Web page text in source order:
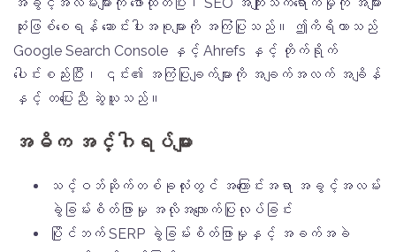
ဆုံးဖြစ်စေရန် ဆောင်းပါးအစုများကို အကြံပြုသည်။ ဤကိရိယာသည်
Google Search Console နှင့် Ahrefs နှင့် တိုက်ရိုက်
ပေါင်းစည်းပြီး၊ ၎င်း၏ အကြံပြုချက်များကို အချက်အလက် အချိန်
နှင့် တပြေးညီ ဆွဲယူသည်။
အဓိက အင်္ဂါရပ်များ
သင့်ဝဘ်ဆိုက်တစ်ခုလုံးတွင် အကြောင်းအရာ အခွင့်အလမ်း
ခွဲခြမ်းစိတ်ဖြာမှု အလိုအလျောက်ပြုလုပ်ခြင်း
ပြိုင်ဘက် SERP ခွဲခြမ်းစိတ်ဖြာမှုနှင့် အခက်အခဲ